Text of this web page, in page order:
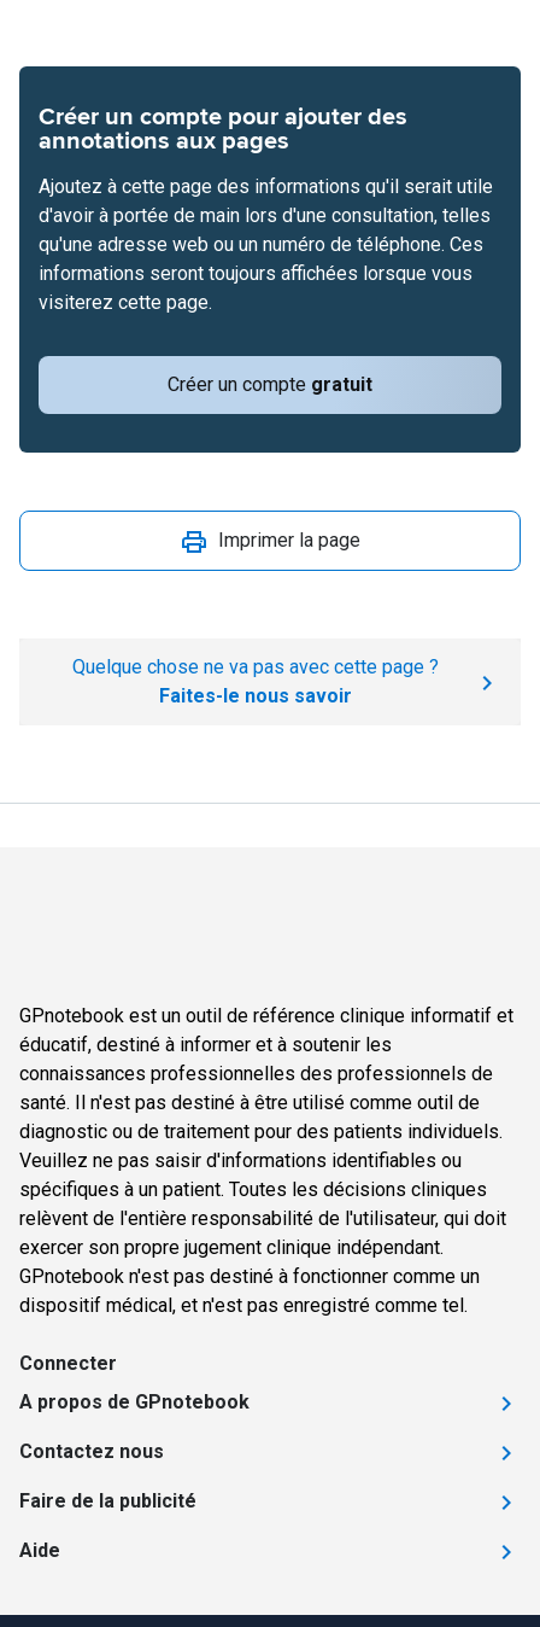
Créer un compte pour ajouter des
annotations aux pages
Créer un compte gratuit
Ajoutez à cette page des informations qu'il serait utile
d'avoir à portée de main lors d'une consultation, telles
qu'une adresse web ou un numéro de téléphone. Ces
informations seront toujours affichées lorsque vous
visiterez cette page.
Imprimer la page
Quelque chose ne va pas avec cette page ?
Faites-le nous savoir
GPnotebook est un outil de référence clinique informatif et
éducatif, destiné à informer et à soutenir les
connaissances professionnelles des professionnels de
santé. Il n'est pas destiné à être utilisé comme outil de
diagnostic ou de traitement pour des patients individuels.
Veuillez ne pas saisir d'informations identifiables ou
spécifiques à un patient. Toutes les décisions cliniques
relèvent de l'entière responsabilité de l'utilisateur, qui doit
exercer son propre jugement clinique indépendant.
GPnotebook n'est pas destiné à fonctionner comme un
dispositif médical, et n'est pas enregistré comme tel.
Connecter
A propos de GPnotebook
Contactez nous
Faire de la publicité
Aide